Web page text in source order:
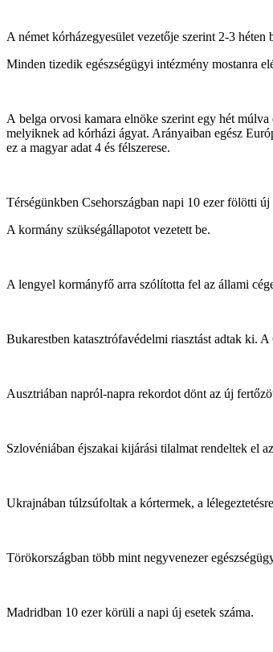
A német kórházegyesület vezetője szerint 2-3
Minden tizedik egészségügyi intézmény mostanra
A belga orvosi kamara elnöke szerint egy hét
melyiknek ad kórházi ágyat. Arányaiban egész
ez a magyar adat 4 és félszerese.
Térségünkben Csehországban napi 10 ezer fölötti új
A kormány szükségállapotot vezetett be.
A lengyel kormányfő arra szólította fel az állami
Bukarestben katasztrófavédelmi riasztást adtak ki.
Ausztriában napról-napra rekordot dönt az új
Szlovéniában éjszakai kijárási tilalmat rendeltek el
Ukrajnában túlzsúfoltak a kórtermek, a
Törökországban több mint negyvenezer
Madridban 10 ezer körüli a napi új esetek száma.